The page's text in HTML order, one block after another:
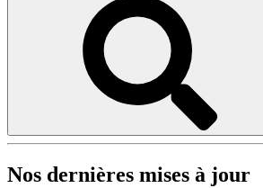
Nos dernières mises à jour